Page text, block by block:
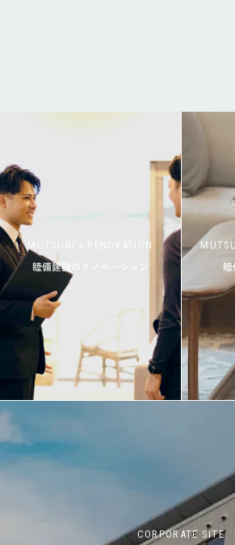
MUTSUBI’s RENOVATION
睦備建設のリノベーション
CORPORATE SITE